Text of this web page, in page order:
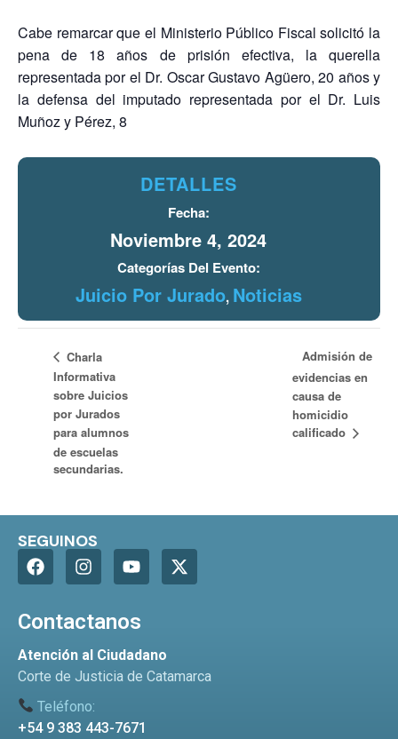
Cabe remarcar que el Ministerio Público Fiscal solicitó la
pena de 18 años de prisión efectiva, la querella
representada por el Dr. Oscar Gustavo Agüero, 20 años y
la defensa del imputado representada por el Dr. Luis
Muñoz y Pérez, 8
DETALLES
Fecha:
Noviembre 4, 2024
Categorías Del Evento:
Juicio Por Jurado, Noticias
Charla
Informativa
sobre Juicios
por Jurados
para alumnos
de escuelas
secundarias.
Admisión de
evidencias en
causa de
homicidio
calificado
SEGUINOS
Contactanos
Atención al Ciudadano
Corte de Justicia de Catamarca
Teléfono:
+54 9 383 443-7671